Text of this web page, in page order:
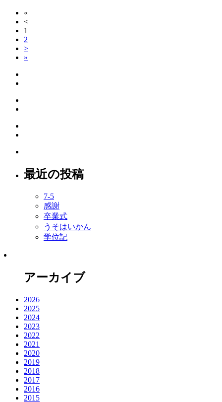
«
<
1
2
>
»
最近の投稿
7-5
感謝
卒業式
うそはいかん
学位記
アーカイブ
2026
2025
2024
2023
2022
2021
2020
2019
2018
2017
2016
2015